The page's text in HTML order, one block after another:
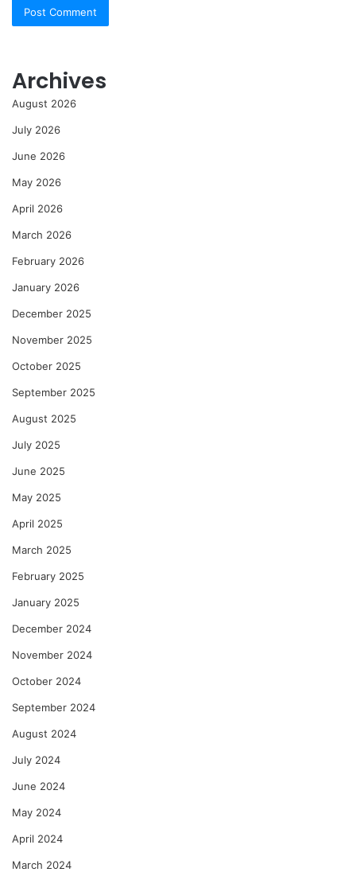
Archives
August 2026
July 2026
June 2026
May 2026
April 2026
March 2026
February 2026
January 2026
December 2025
November 2025
October 2025
September 2025
August 2025
July 2025
June 2025
May 2025
April 2025
March 2025
February 2025
January 2025
December 2024
November 2024
October 2024
September 2024
August 2024
July 2024
June 2024
May 2024
April 2024
March 2024